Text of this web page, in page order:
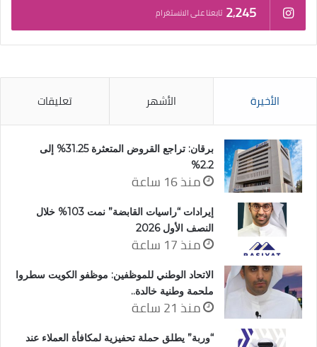
2٬245 تابعنا على الانستغرام
الأخيرة الأشهر تعليقات
برقان: تراجع القروض المتعثرة 31.25% إلى
2.2%
منذ 16 ساعة
إيرادات “راسيات القابضة” نمت 103% خلال
النصف الأول 2026
منذ 17 ساعة
الاتحاد الوطني للموظفين: موظفو الكويت سطروا
ملحمة وطنية خالدة..
منذ 21 ساعة
“وربة” يطلق حملة تحفيزية لمكافأة العملاء عند